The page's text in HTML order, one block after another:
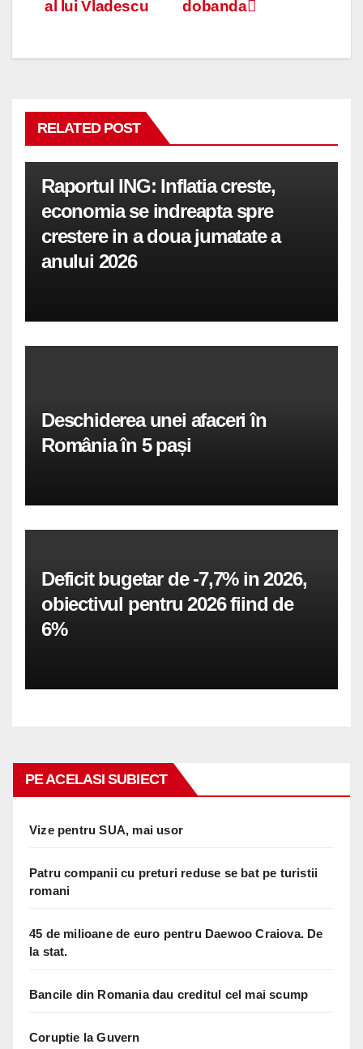
articole
dobanda
al lui Vladescu
RELATED POST
Raportul ING: Inflatia creste,
economia se indreapta spre
crestere in a doua jumatate a
anului 2026
Deschiderea unei afaceri în
România în 5 pași
Deficit bugetar de -7,7% in 2026,
obiectivul pentru 2026 fiind de
6%
PE ACELASI SUBIECT
Vize pentru SUA, mai usor
Patru companii cu preturi reduse se bat pe turistii
romani
45 de milioane de euro pentru Daewoo Craiova. De
la stat.
Bancile din Romania dau creditul cel mai scump
Coruptie la Guvern